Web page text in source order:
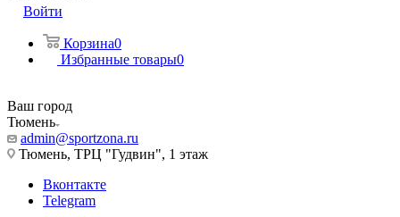
Войти
Корзина0
Избранные товары0
Ваш город
Тюмень
admin@sportzona.ru
Тюмень, ТРЦ "Гудвин", 1 этаж
Вконтакте
Telegram